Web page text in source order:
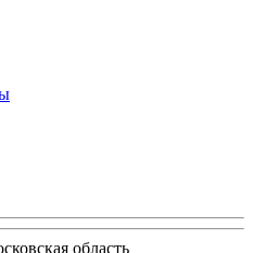
область